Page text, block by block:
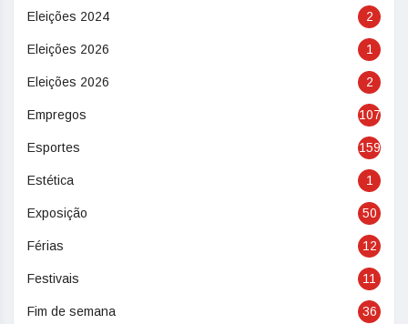
Eleições 2024 2
Eleições 2026 1
Eleições 2026 2
Empregos 107
Esportes 159
Estética 1
Exposição 50
Férias 12
Festivais 11
Fim de semana 36